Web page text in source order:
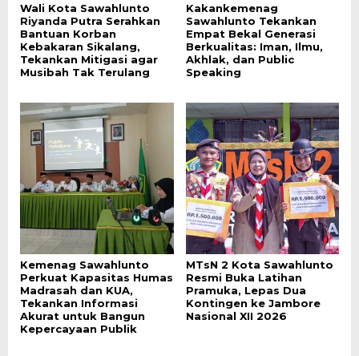
Wali Kota Sawahlunto
Riyanda Putra Serahkan
Bantuan Korban
Kebakaran Sikalang,
Tekankan Mitigasi agar
Musibah Tak Terulang
Kakankemenag
Sawahlunto Tekankan
Empat Bekal Generasi
Berkualitas: Iman, Ilmu,
Akhlak, dan Public
Speaking
Kemenag Sawahlunto
Perkuat Kapasitas Humas
Madrasah dan KUA,
Tekankan Informasi
Akurat untuk Bangun
Kepercayaan Publik
MTsN 2 Kota Sawahlunto
Resmi Buka Latihan
Pramuka, Lepas Dua
Kontingen ke Jambore
Nasional XII 2026